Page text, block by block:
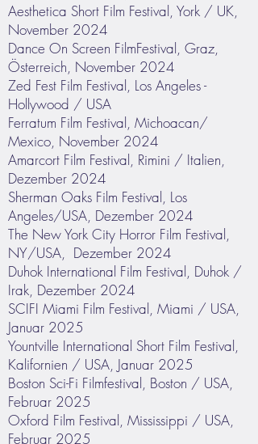
Aesthetica Short Film Festival, York / UK,
November 2024
Dance On Screen FilmFestival, Graz,
Österreich, November 2024
Zed Fest Film Festival, Los Angeles -
Hollywood / USA
Ferratum Film Festival, Michoacan/
Mexico, November 2024
Amarcort Film Festival, Rimini / Italien,
Dezember 2024
Sherman Oaks Film Festival, Los
Angeles/USA, Dezember 2024
The New York City Horror Film Festival,
NY/USA, Dezember 2024
Duhok International Film Festival, Duhok /
Irak, Dezember 2024
SCIFI Miami Film Festival, Miami / USA,
Januar 2025
Yountville International Short Film Festival,
Kalifornien / USA, Januar 2025
Boston Sci-Fi Filmfestival, Boston / USA,
Februar 2025
Oxford Film Festival, Mississippi / USA,
Februar 2025